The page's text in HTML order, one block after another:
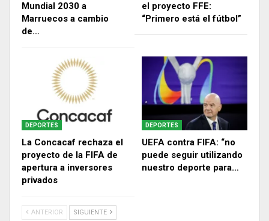
Mundial 2030 a
Marruecos a cambio
de…
el proyecto FFE:
“Primero está el fútbol”
DEPORTES
La Concacaf rechaza el
proyecto de la FIFA de
apertura a inversores
privados
DEPORTES
UEFA contra FIFA: “no
puede seguir utilizando
nuestro deporte para…
ANTERIOR SIGUIENTE